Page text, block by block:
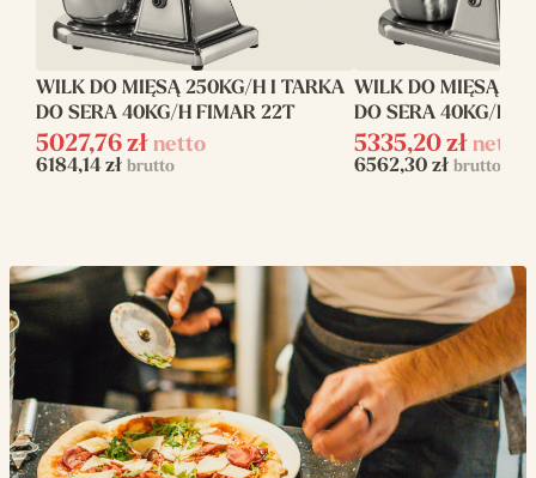
Szerokość (mm) 290
Model GR8D
Zasilanie
WILK DO MIĘSĄ 250KG/H I TARKA
DO SERA 40KG/H FIMAR 22T
5027,76 zł netto
6184,14 zł brutto
WILK DO MIĘSĄ
DO SERA 40KG/H
5335,20 zł netto
6562,30 zł brutto